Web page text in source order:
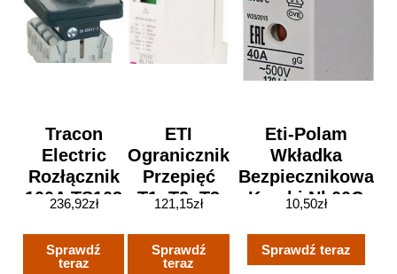
Tracon
Electric
Rozłącznik
100A TS103
236,92zł
Sprawdź
teraz
Eti-Polam
Wkładka
Bezpiecznikowa
Kombi Nh00C
Wt-00C
004181210
10,50zł
Sprawdź teraz
ETI
Ogranicznik
Przepięć
T1, T2, T3
ETITEC ML
T123 300
121,15zł
Sprawdź
teraz